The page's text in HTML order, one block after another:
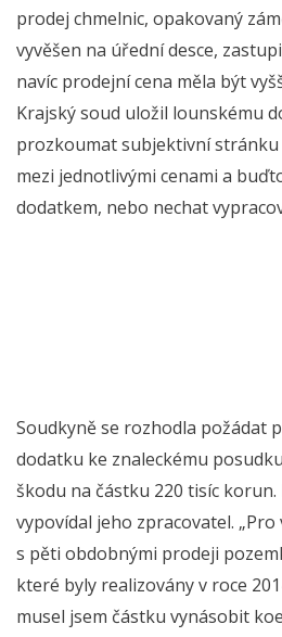
prodej chmelnic, opakovaný
vyvěšen na úřední desce,
navíc prodejní cena měla být
Krajský soud uložil lounskému
prozkoumat subjektivní
mezi jednotlivými cenami a
dodatkem, nebo nechat
Soudkyně se rozhodla požádat
dodatku ke znaleckému
škodu na částku 220 tisíc
vypovídal jeho zpracovatel.
s pěti obdobnými prodeji
které byly realizovány v roce
musel jsem částku vynásobit